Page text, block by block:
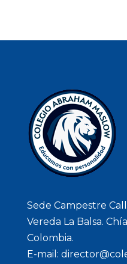
Sede Campestre
Vereda La Balsa.
Colombia.
E-mail: